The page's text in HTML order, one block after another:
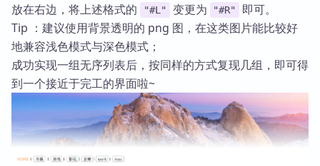
放在右边，将上述格式的
"#L" 变更为 "#R"
即可。
Tip ：建议使用背景透明的 png 图，在这类图片能比较好
地兼容浅色模式与深色模式；
成功实现一组无序列表后，按同样的方式复现几组，即可得
到一个接近于完工的界面啦~